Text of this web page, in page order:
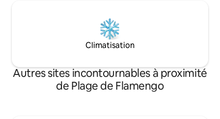
Climatisation
Autres sites incontournables à proximité
de Plage de Flamengo